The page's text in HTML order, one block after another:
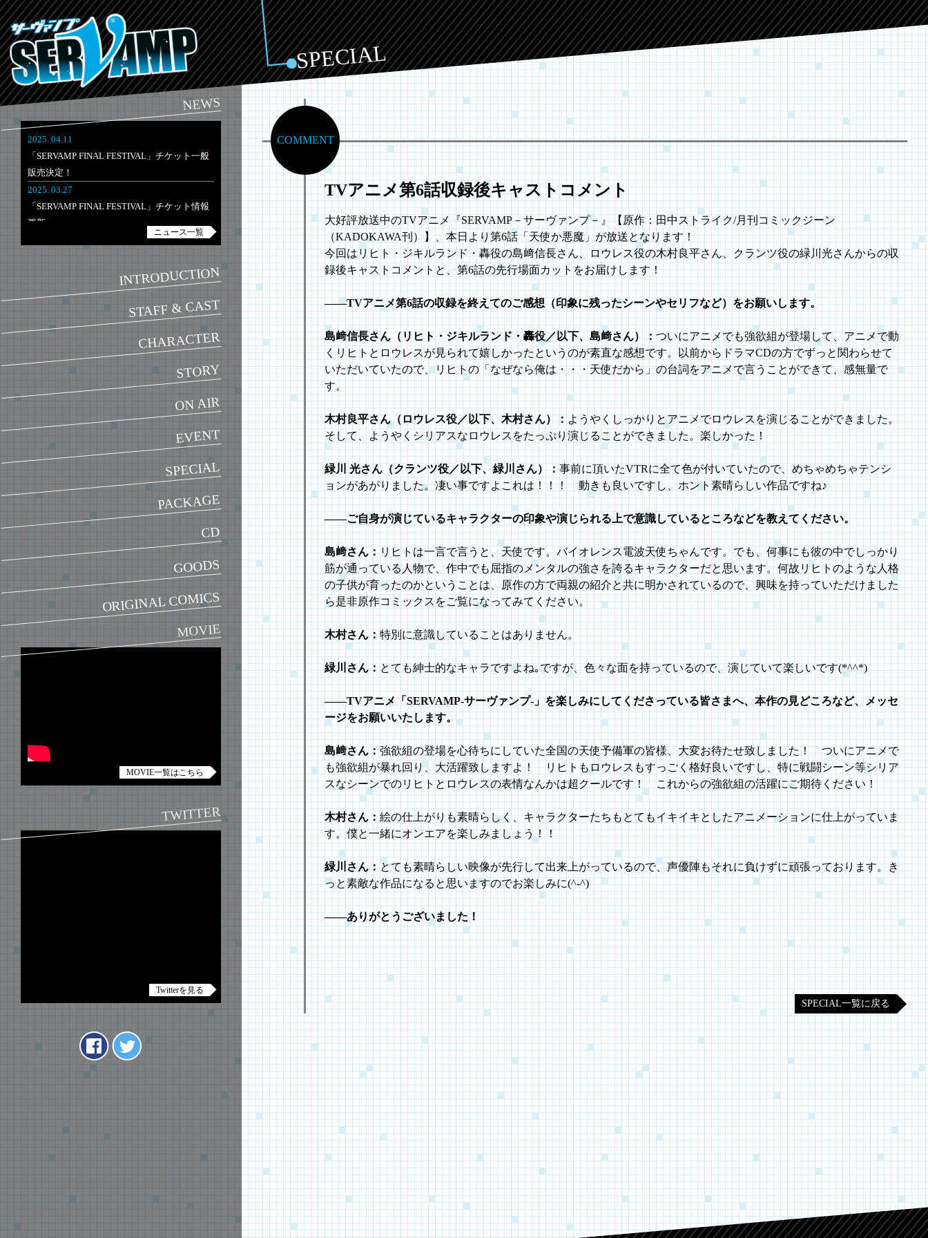
NEWS
2025. 04.11
「SERVAMP FINAL FESTIVAL」チケット一般
販売決定！
2025. 03.27
「SERVAMP FINAL FESTIVAL」チケット情報
更新
ケット最速先行が3/3(月)より受付開始！
ニュース一覧
INTRODUCTION
STAFF & CAST
CHARACTER
STORY
ON AIR
EVENT
SPECIAL
PACKAGE
CD
GOODS
ORIGINAL COMICS
MOVIE
MOVIE一覧はこちら
TWITTER
Twitterを見る
SPECIAL
COMMENT
TVアニメ第6話収録後キャストコメント
大好評放送中のTVアニメ『SERVAMP－サーヴァンプ－』【原作：田中ストライク/月刊コミックジーン
（KADOKAWA刊）】、本日より第6話「天使か悪魔」が放送となります！
今回はリヒト・ジキルランド・轟役の島﨑信長さん、ロウレス役の木村良平さん、クランツ役の緑川光さんからの収
録後キャストコメントと、第6話の先行場面カットをお届けします！
――TVアニメ第6話の収録を終えてのご感想（印象に残ったシーンやセリフなど）をお願いします。
島﨑信長さん（リヒト・ジキルランド・轟役／以下、島﨑さん）：ついにアニメでも強欲組が登場して、アニメで動
くリヒトとロウレスが見られて嬉しかったというのが素直な感想です。以前からドラマCDの方でずっと関わらせて
いただいていたので、リヒトの「なぜなら俺は・・・天使だから」の台詞をアニメで言うことができて、感無量で
す。
木村良平さん（ロウレス役／以下、木村さん）：ようやくしっかりとアニメでロウレスを演じることができました。
そして、ようやくシリアスなロウレスをたっぷり演じることができました。楽しかった！
緑川 光さん（クランツ役／以下、緑川さん）：事前に頂いたVTRに全て色が付いていたので、めちゃめちゃテンシ
ョンがあがりました。凄い事ですよこれは！！！ 動きも良いですし、ホント素晴らしい作品ですね♪
――ご自身が演じているキャラクターの印象や演じられる上で意識しているところなどを教えてください。
島﨑さん：リヒトは一言で言うと、天使です。バイオレンス電波天使ちゃんです。でも、何事にも彼の中でしっかり
筋が通っている人物で、作中でも屈指のメンタルの強さを誇るキャラクターだと思います。何故リヒトのような人格
の子供が育ったのかということは、原作の方で両親の紹介と共に明かされているので、興味を持っていただけました
ら是非原作コミックスをご覧になってみてください。
木村さん：特別に意識していることはありません。
緑川さん：とても紳士的なキャラですよね｡ですが、色々な面を持っているので、演じていて楽しいです(*^^*)
――TVアニメ「SERVAMP-サーヴァンプ-」を楽しみにしてくださっている皆さまへ、本作の見どころなど、メッセ
ージをお願いいたします。
島﨑さん：強欲組の登場を心待ちにしていた全国の天使予備軍の皆様、大変お待たせ致しました！ ついにアニメで
も強欲組が暴れ回り、大活躍致しますよ！ リヒトもロウレスもすっごく格好良いですし、特に戦闘シーン等シリア
スなシーンでのリヒトとロウレスの表情なんかは超クールです！ これからの強欲組の活躍にご期待ください！
木村さん：絵の仕上がりも素晴らしく、キャラクターたちもとてもイキイキとしたアニメーションに仕上がっていま
す。僕と一緒にオンエアを楽しみましょう！！
緑川さん：とても素晴らしい映像が先行して出来上がっているので、声優陣もそれに負けずに頑張っております。き
っと素敵な作品になると思いますのでお楽しみに(^-^)
――ありがとうございました！
SPECIAL一覧に戻る